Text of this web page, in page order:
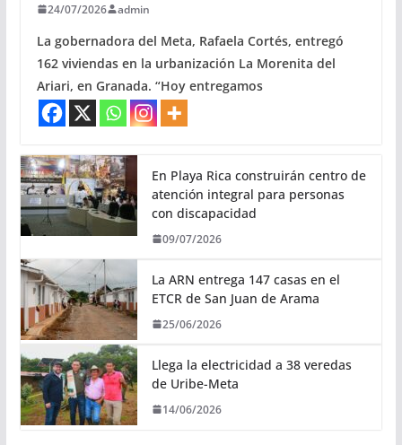
24/07/2026 admin
La gobernadora del Meta, Rafaela Cortés, entregó
162 viviendas en la urbanización La Morenita del
Ariari, en Granada. “Hoy entregamos
En Playa Rica construirán centro de
atención integral para personas
con discapacidad
09/07/2026
La ARN entrega 147 casas en el
ETCR de San Juan de Arama
25/06/2026
Llega la electricidad a 38 veredas
de Uribe-Meta
14/06/2026